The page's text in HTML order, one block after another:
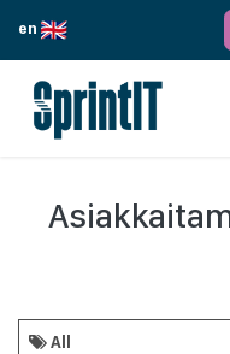
en
All